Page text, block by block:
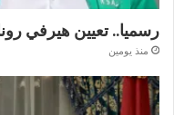
رسميا.. تعيين هيرفي
منذ يومين